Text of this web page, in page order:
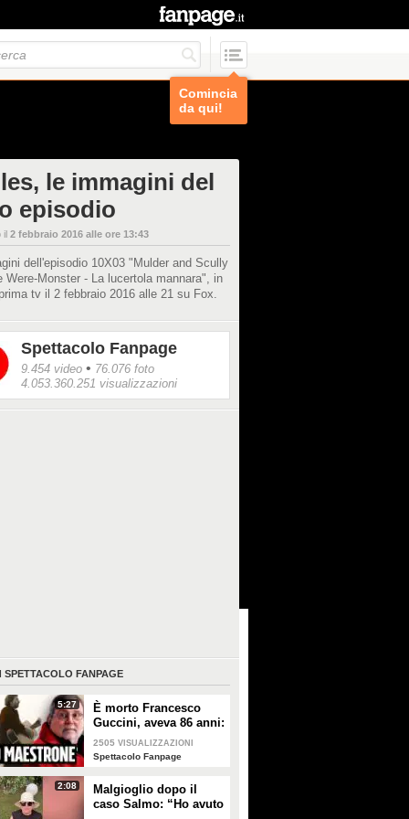
Comincia
da qui!
le immagini del
episodio
il 2 febbraio 2016 alle ore 13:43
dell'episodio 10X03 "Mulder and Scully
Were-Monster - La lucertola mannara", in
tv il 2 febbraio 2016 alle 21 su Fox.
Spettacolo Fanpage
9.454 video • 76.076 foto
4.053.360.251 visualizzazioni
SPETTACOLO FANPAGE
5:27
È morto Francesco
Guccini, aveva 86 anni:
è stato uno dei
cantautori più
2505 VISUALIZZAZIONI
Spettacolo Fanpage
2:08
Malgioglio dopo il
caso Salmo: “Ho avuto